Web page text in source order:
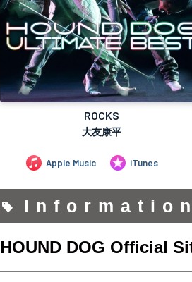
HOUND DOG Official